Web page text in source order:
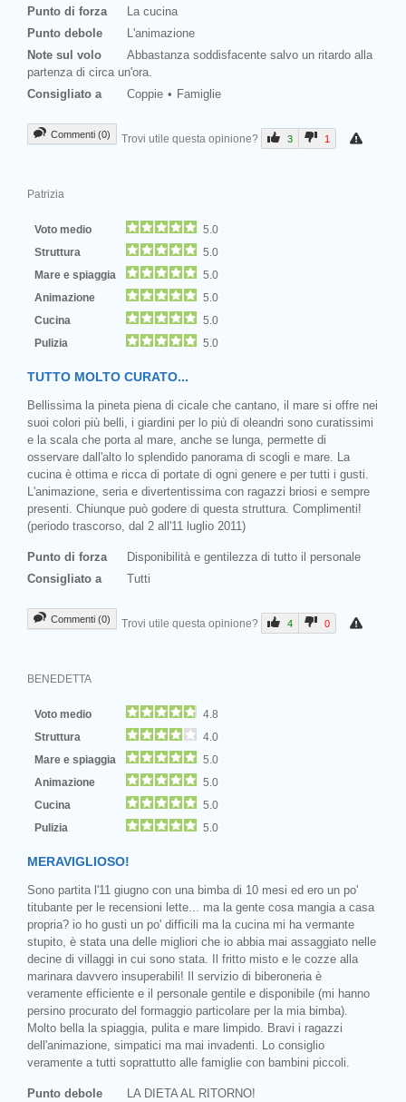
Punto di forza
La cucina
Punto debole
L'animazione
Note sul volo
Abbastanza soddisfacente salvo un ritardo alla
partenza di circa un'ora.
Consigliato a
Coppie Famiglie
Commenti (0) Trovi utile questa opinione? 3 1
Patrizia
Voto medio
5.0
Struttura
5.0
Mare e spiaggia
5.0
Animazione
5.0
Cucina
5.0
Pulizia
5.0
TUTTO MOLTO CURATO...
Bellissima la pineta piena di cicale che cantano, il mare si offre nei
suoi colori più belli, i giardini per lo più di oleandri sono curatissimi
e la scala che porta al mare, anche se lunga, permette di
osservare dall'alto lo splendido panorama di scogli e mare. La
cucina è ottima e ricca di portate di ogni genere e per tutti i gusti.
L'animazione, seria e divertentissima con ragazzi briosi e sempre
presenti. Chiunque può godere di questa struttura. Complimenti!
(periodo trascorso, dal 2 all'11 luglio 2011)
Punto di forza
Disponibilità e gentilezza di tutto il personale
Consigliato a
Tutti
Commenti (0) Trovi utile questa opinione? 4 0
BENEDETTA
Voto medio
4.8
Struttura
4.0
Mare e spiaggia
5.0
Animazione
5.0
Cucina
5.0
Pulizia
5.0
MERAVIGLIOSO!
Sono partita l'11 giugno con una bimba di 10 mesi ed ero un po'
titubante per le recensioni lette... ma la gente cosa mangia a casa
propria? io ho gusti un po' difficili ma la cucina mi ha vermante
stupito, è stata una delle migliori che io abbia mai assaggiato nelle
decine di villaggi in cui sono stata. Il fritto misto e le cozze alla
marinara davvero insuperabili! Il servizio di biberoneria è
veramente efficiente e il personale gentile e disponibile (mi hanno
persino procurato del formaggio particolare per la mia bimba).
Molto bella la spiaggia, pulita e mare limpido. Bravi i ragazzi
dell'animazione, simpatici ma mai invadenti. Lo consiglio
veramente a tutti soprattutto alle famiglie con bambini piccoli.
Punto debole
LA DIETA AL RITORNO!